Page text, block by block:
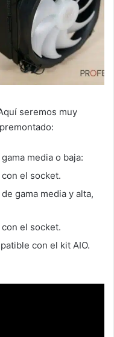
seremos muy
media o baja:
el socket.
gama media y alta,
el socket.
con el kit AIO.